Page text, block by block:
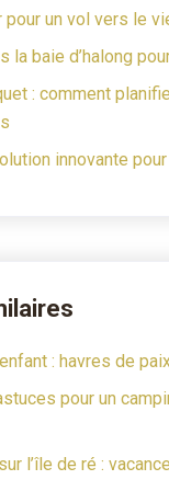
un vol vers le
la baie d’halong
: comment
innovante
: havres de
pour un
l’île de ré :